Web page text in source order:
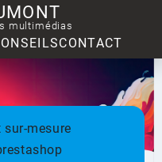
multimédias
CONTACT
mesure